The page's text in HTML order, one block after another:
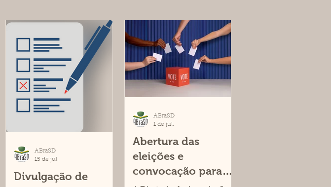
Divulgação de
ABraSD
15 de jul.
Abertura das
eleições e
convocação para
ABraSD
1 de jul.